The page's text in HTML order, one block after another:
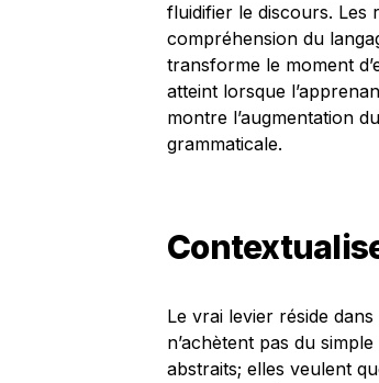
fluidifier le discours. Les
compréhension du
transforme le moment
atteint lorsque
montre l’augmentation
grammaticale.
Le vrai levier réside
n’achètent pas du
abstraits; elles veulent